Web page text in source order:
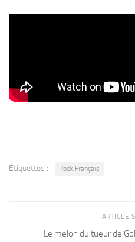
Étiquettes : Rock Français
ARTICLE
Le melon du tueur de